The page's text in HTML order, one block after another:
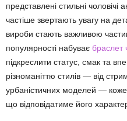
представлені стильні чоловічі
частіше звертають увагу на
вироби стають важливою
популярності набуває браслет
підкреслити статус, смак та
різноманіттю стилів — від
урбаністичних моделей —
що відповідатиме його